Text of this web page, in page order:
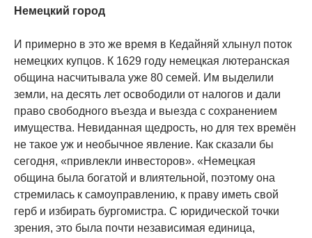
Немецкий город
И примерно в это же время в Кедайняй хлынул поток
немецких купцов. К 1629 году немецкая лютеранская
община насчитывала уже 80 семей. Им выделили
земли, на десять лет освободили от налогов и дали
право свободного въезда и выезда с сохранением
имущества. Невиданная щедрость, но для тех времён
не такое уж и необычное явление. Как сказали бы
сегодня, «привлекли инвесторов». «Немецкая
община была богатой и влиятельной, поэтому она
стремилась к самоуправлению, к праву иметь свой
герб и избирать бургомистра. С юридической точки
зрения, это была почти независимая единица,